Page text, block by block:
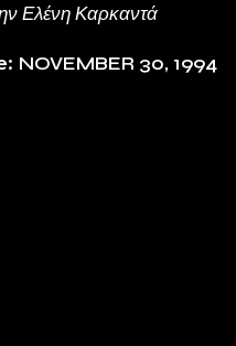
Ελένη Καρκαντά
NOVEMBER 30, 1994